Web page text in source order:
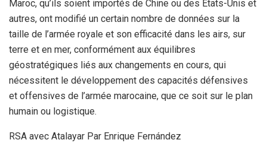
Maroc, qu’ils soient importés de Chine ou des États-Unis et
autres, ont modifié un certain nombre de données sur la
taille de l’armée royale et son efficacité dans les airs, sur
terre et en mer, conformément aux équilibres
géostratégiques liés aux changements en cours, qui
nécessitent le développement des capacités défensives
et offensives de l’armée marocaine, que ce soit sur le plan
humain ou logistique.
RSA avec Atalayar Par Enrique Fernández